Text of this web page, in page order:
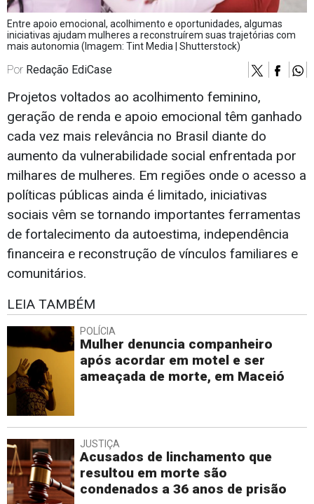
Entre apoio emocional, acolhimento e oportunidades, algumas
iniciativas ajudam mulheres a reconstruírem suas trajetórias com
mais autonomia (Imagem: Tint Media | Shutterstock)
Por Redação EdiCase
Projetos voltados ao acolhimento feminino,
geração de renda e apoio emocional têm ganhado
cada vez mais relevância no Brasil diante do
aumento da vulnerabilidade social enfrentada por
milhares de mulheres. Em regiões onde o acesso a
políticas públicas ainda é limitado, iniciativas
sociais vêm se tornando importantes ferramentas
de fortalecimento da autoestima, independência
financeira e reconstrução de vínculos familiares e
comunitários.
LEIA TAMBÉM
POLÍCIA
Mulher denuncia companheiro
após acordar em motel e ser
ameaçada de morte, em Maceió
JUSTIÇA
Acusados de linchamento que
resultou em morte são
condenados a 36 anos de prisão